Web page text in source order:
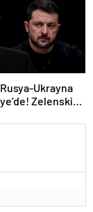
Ukrayna
Zelenskiy
gününe